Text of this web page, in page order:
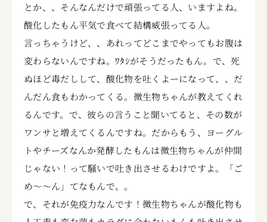
とか、、そんなんだけで頑張ってる人、いますよね。
酸化したもん平気で食べて結構威張ってる人。
言っちゃうけど、、あれってどこまでやってもお腹は
変わらないんですね。ﾜﾀｼがそうだったもん。で、死
ぬほど毒だしして、酸化物を吐くよーになって、、だ
んだん食もわかってくる。微生物ちゃんが教えてくれ
るんです。で、彼らの言うこと聞いてると、その数が
ワンサと増えてくるんですね。だからもう、ヨーグル
トやチーズなんか発酵したもんは微生物ちゃんが仲間
じゃない！って騒いで吐き出させるわけですよ。「ご
め～～ん」てなもんで。。
で、それが免疫力なんです！微生物ちゃんが酸化物も